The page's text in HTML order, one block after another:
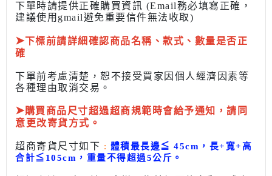
下單時請提供正確購買資訊 (Email務必填寫正確，
建議使用gmail避免重要信件無法收取)
➤下標前請詳細確認商品名稱、款式、數量是否正
確
下單前考慮清楚，恕不接受買家因個人經濟因素等
各種理由取消交易。
➤購買商品尺寸超過超商規範時會給予通知，請同
意更改寄貨方式。
超商寄貨尺寸如下 : 體積最長邊≦ 45cm，長+寬+高
合計≦ 105cm， 重量不得超過5公斤 。